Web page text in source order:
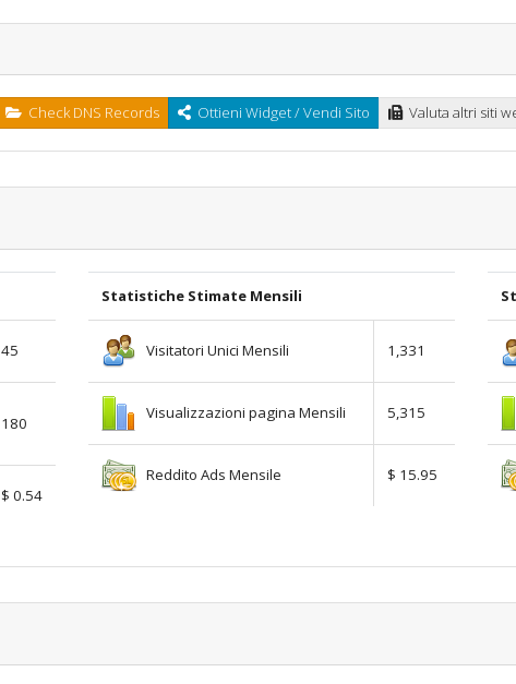
Check DNS Records Ottieni Widget / Vendi Sito Valuta altri siti
45
180
$ 0.54
Statistiche Stimate Mensili
Visitatori Unici Mensili 1,331
Visualizzazioni pagina Mensili 5,315
Reddito Ads Mensile $ 15.95